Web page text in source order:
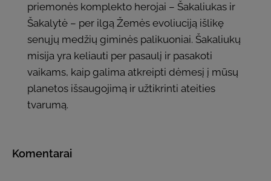
priemonės komplekto herojai – Šakaliukas ir
Šakalytė – per ilgą Žemės evoliuciją išlikę
senųjų medžių giminės palikuoniai. Šakaliukų
misija yra keliauti per pasaulį ir pasakoti
vaikams, kaip galima atkreipti dėmesį į mūsų
planetos išsaugojimą ir užtikrinti ateities
tvarumą.
Komentarai